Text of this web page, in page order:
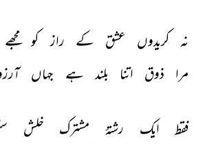
نہ کریدوں عشق کے راز کو مجھے
مرا
ذوق اتنا بلند ہے جہاں
فقط ایک رشتۂ‌ مشترک خلش